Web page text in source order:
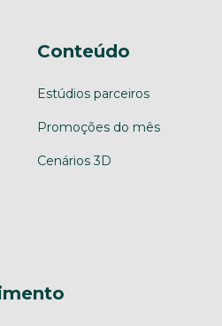
Conteúdo
Estúdios parceiros
Promoções do mês
Cenários 3D